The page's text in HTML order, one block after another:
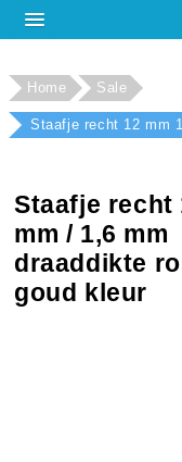
Home Sale
Staafje recht 12 mm
Staafje recht
mm / 1,6 mm
draaddikte
goud kleur